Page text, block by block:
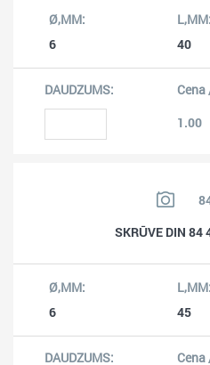
6 40
1.00
SKRŪVE DIN 84
6 45